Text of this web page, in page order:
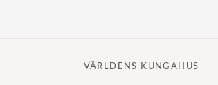
VÄRLDENS KUNGAHUS